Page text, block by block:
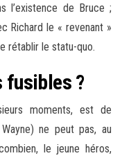
l’existence de Bruce ;
Richard le « revenant »
rétablir le statu-quo.
fusibles ?
moments, est de
ne peut pas, au
le jeune héros,